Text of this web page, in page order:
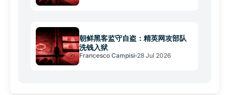
朝鲜黑客监守自盗：精英网攻部队
洗钱入狱
Francesco Campisi 28 Jul 2026